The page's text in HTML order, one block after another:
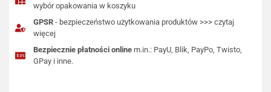
wybór opakowania w koszyku
GPSR - bezpieczeństwo użytkowania produktów >>> czytaj
więcej
Bezpiecznie płatności online m.in.: PayU, Blik, PayPo, Twisto,
GPay i inne.